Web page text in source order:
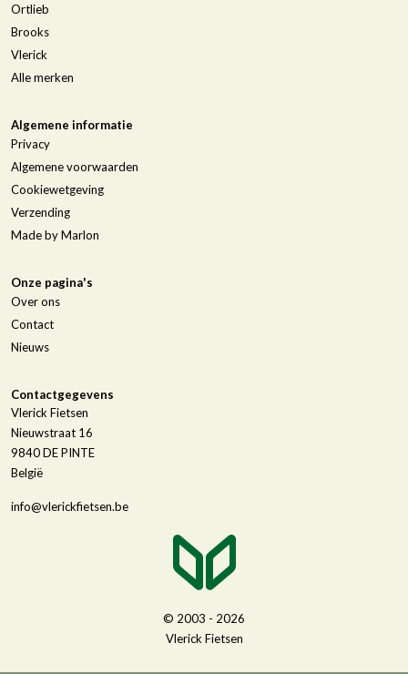
Ortlieb
Brooks
Vlerick
Alle merken
Algemene informatie
Privacy
Algemene voorwaarden
Cookiewetgeving
Verzending
Made by Marlon
Onze pagina's
Over ons
Contact
Nieuws
Contactgegevens
Vlerick Fietsen
Nieuwstraat 16
9840DE PINTE
België
info@vlerickfietsen.be
© 2003 - 2026
Vlerick Fietsen